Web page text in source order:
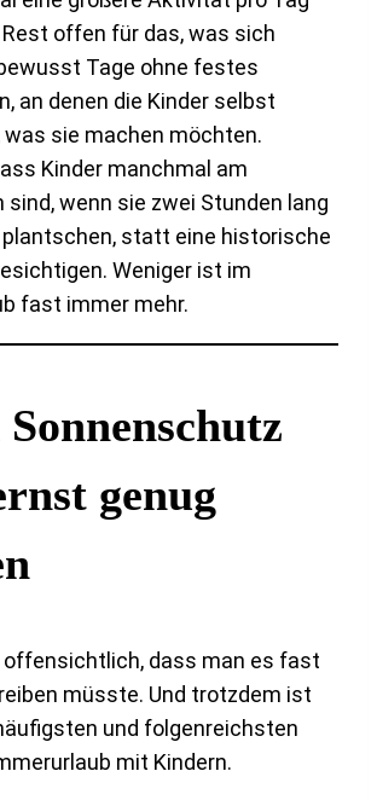
offen für das, was sich
Tage ohne festes
an denen die Kinder selbst
sie machen möchten.
Kinder manchmal am
wenn sie zwei Stunden lang
statt eine historische
Weniger ist im
fast immer mehr.
genug
offensichtlich, dass man es fast
müsste. Und trotzdem ist
und folgenreichsten
mit Kindern.